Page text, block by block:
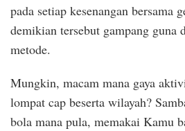
pada setiap kesenangan bersama
demikian tersebut gampang guna
metode.
Mungkin, macam mana gaya
lompat cap beserta wilayah?
bola mana pula, memakai Kamu